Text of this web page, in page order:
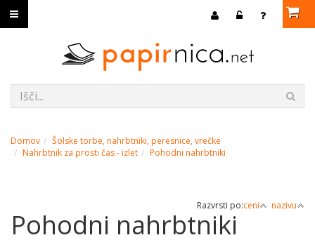
Domov
Šolske torbe, nahrbtniki, peresnice, vrečke
Nahrbtnik za prosti čas - izlet
Pohodni nahrbtniki
Razvrsti po:ceni nazivu
Pohodni nahrbtniki